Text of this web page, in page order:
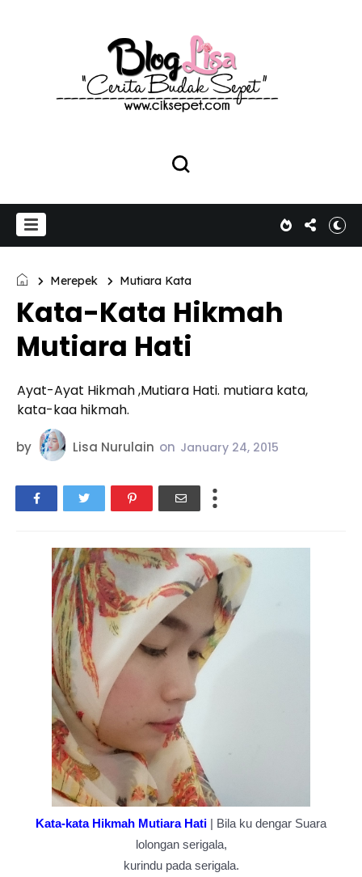
Merepek Mutiara Kata
Kata-Kata Hikmah
Mutiara Hati
Ayat-Ayat Hikmah ,Mutiara Hati. mutiara kata,
kata-kaa hikmah.
by Lisa Nurulain on January 24, 2015
Kata-kata Hikmah Mutiara Hati | Bila ku dengar Suara
lolongan serigala,
kurindu pada serigala.